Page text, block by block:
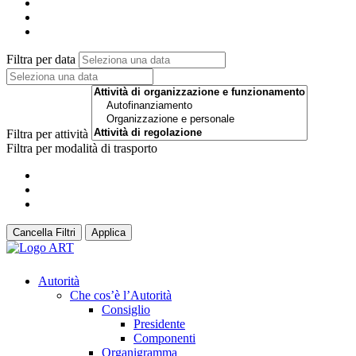
Filtra per data
Filtra per attività
Filtra per modalità di trasporto
Cancella Filtri Applica
Autorità
Che cos’è l’Autorità
Consiglio
Presidente
Componenti
Organigramma